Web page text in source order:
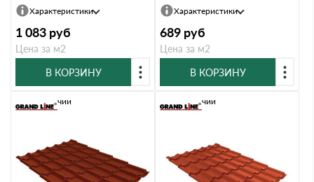
Характеристики
1 083 руб
Цена за м2
В КОРЗИНУ
Характеристики
689 руб
Цена за м2
В КОРЗИНУ
В наличии В наличии